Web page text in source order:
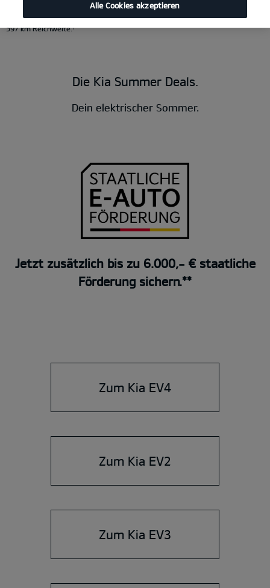
(Strom/Reduktionsgetriebe); 150 kW (204 PS): Stromverbrauch kombiniert
16,2 kWh/100 km; CO₂-Emissionen kombiniert 0 g/km; CO₂-Klasse A. Bis zu
597 km Reichweite.1
Die Kia Summer Deals.
Dein elektrischer Sommer.
Jetzt zusätzlich bis zu 6.000,- € staatliche
Förderung sichern.**
Zum Kia EV4
Zum Kia EV2
Zum Kia EV3
Alle Cookies akzeptieren